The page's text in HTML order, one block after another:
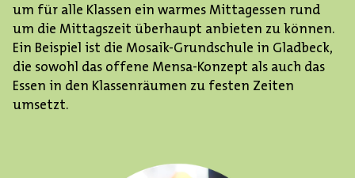
um für alle Klassen ein warmes Mittagessen rund
um die Mittagszeit überhaupt anbieten zu können.
Ein Beispiel ist die Mosaik-Grundschule in Gladbeck,
die sowohl das offene Mensa-Konzept als auch das
Essen in den Klassenräumen zu festen Zeiten
umsetzt.